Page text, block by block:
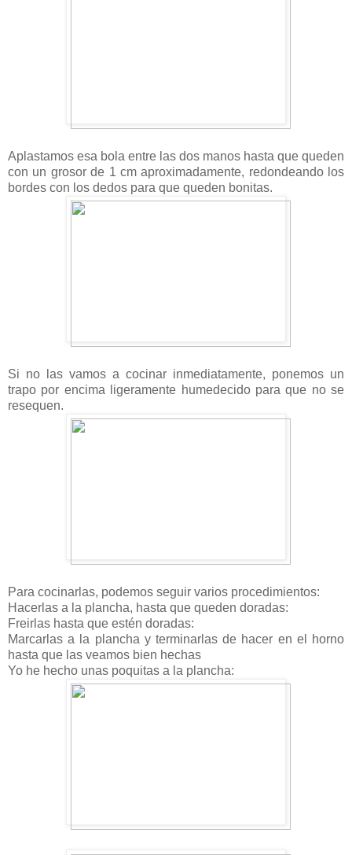
Aplastamos esa bola entre las dos manos hasta que queden
con un grosor de 1 cm aproximadamente, redondeando los
bordes con los dedos para que queden bonitas.
Si no las vamos a cocinar inmediatamente, ponemos un
trapo por encima ligeramente humedecido para que no se
resequen.
Para cocinarlas, podemos seguir varios procedimientos:
Hacerlas a la plancha, hasta que queden doradas:
Freirlas hasta que estén doradas:
Marcarlas a la plancha y terminarlas de hacer en el horno
hasta que las veamos bien hechas
Yo he hecho unas poquitas a la plancha: